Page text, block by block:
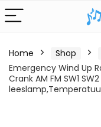
Home Shop
Emergency Wind Up
Crank AM FM SW1